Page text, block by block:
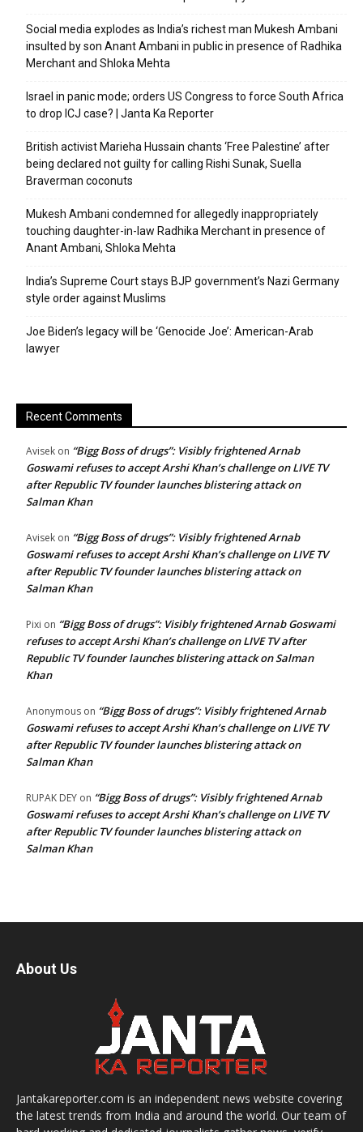
Social media explodes as India’s richest man Mukesh Ambani
insulted by son Anant Ambani in public in presence of Radhika
Merchant and Shloka Mehta
Israel in panic mode; orders US Congress to force South Africa
to drop ICJ case? | Janta Ka Reporter
British activist Marieha Hussain chants ‘Free Palestine’ after
being declared not guilty for calling Rishi Sunak, Suella
Braverman coconuts
Mukesh Ambani condemned for allegedly inappropriately
touching daughter-in-law Radhika Merchant in presence of
Anant Ambani, Shloka Mehta
India’s Supreme Court stays BJP government’s Nazi Germany
style order against Muslims
Joe Biden’s legacy will be ‘Genocide Joe’: American-Arab
lawyer
Recent Comments
Avisek on “Bigg Boss of drugs”: Visibly frightened Arnab
Goswami refuses to accept Arshi Khan’s challenge on LIVE TV
after Republic TV founder launches blistering attack on
Salman Khan
Avisek on “Bigg Boss of drugs”: Visibly frightened Arnab
Goswami refuses to accept Arshi Khan’s challenge on LIVE TV
after Republic TV founder launches blistering attack on
Salman Khan
Pixi on “Bigg Boss of drugs”: Visibly frightened Arnab Goswami
refuses to accept Arshi Khan’s challenge on LIVE TV after
Republic TV founder launches blistering attack on Salman
Khan
Anonymous on “Bigg Boss of drugs”: Visibly frightened Arnab
Goswami refuses to accept Arshi Khan’s challenge on LIVE TV
after Republic TV founder launches blistering attack on
Salman Khan
RUPAK DEY on “Bigg Boss of drugs”: Visibly frightened Arnab
Goswami refuses to accept Arshi Khan’s challenge on LIVE TV
after Republic TV founder launches blistering attack on
Salman Khan
About Us
Jantakareporter.com is an independent news website covering
the latest trends from India and around the world. Our team of